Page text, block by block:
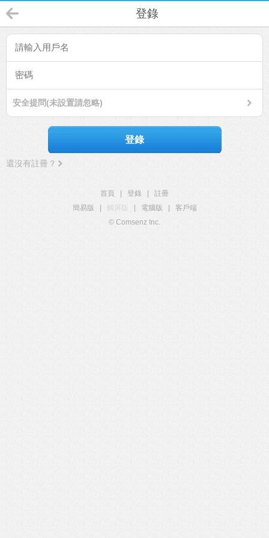
登錄
安全提問(未設置請忽略)
登錄
還沒有註冊？
首頁 登錄
註冊
簡易版
觸屏版 電腦版
客戶端
© Comsenz Inc.